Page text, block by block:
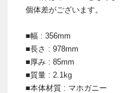
個体差がございます。
■幅 : 356mm
■長さ : 978mm
■厚み : 85mm
■質量 : 2.1kg
■本体材質 : マホガニー